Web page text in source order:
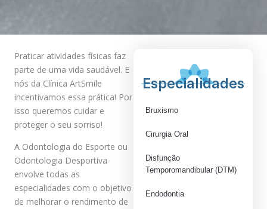
Praticar atividades físicas faz
parte de uma vida saudável. E
nós da Clínica ArtSmile
incentivamos essa prática! Por
isso queremos cuidar e
proteger o seu sorriso!
A Odontologia do Esporte ou
Odontologia Desportiva
envolve todas as
especialidades com o objetivo
de melhorar o rendimento de
Especialidades
Bruxismo
Cirurgia Oral
Disfunção
Temporomandibular (DTM)
Endodontia